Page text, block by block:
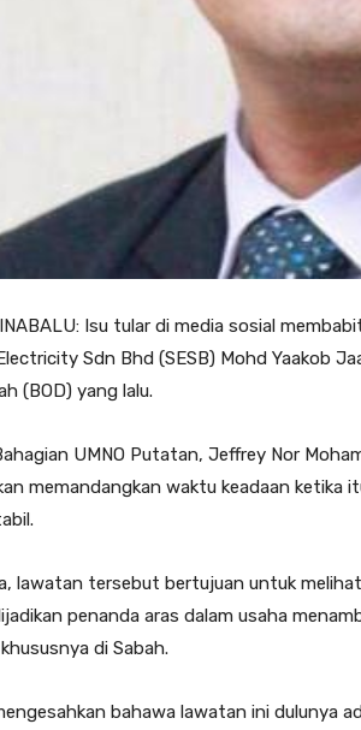
Isu tular di media sosial
Sdn Bhd (SESB) Mohd Yaakob
(BOD) yang lalu.
UMNO Putatan, Jeffrey Nor
memandangkan waktu keadaan ketika
lawatan tersebut bertujuan untuk
penanda aras dalam usaha
di Sabah.
bahawa lawatan ini dulunya